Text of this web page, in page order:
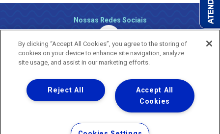
Nossas Redes Sociais
Uma empresa
Copyright ® 2026 - Todos os Direitos Reservados.
Nossa natureza movimenta a vida
Termos Gerais de Uso de Sites e Aplicativos
By clicking “Accept All Cookies”, you agree to the storing of
cookies on your device to enhance site navigation, analyze
site usage, and assist in our marketing efforts.
Accept All
Cookies
Reject All